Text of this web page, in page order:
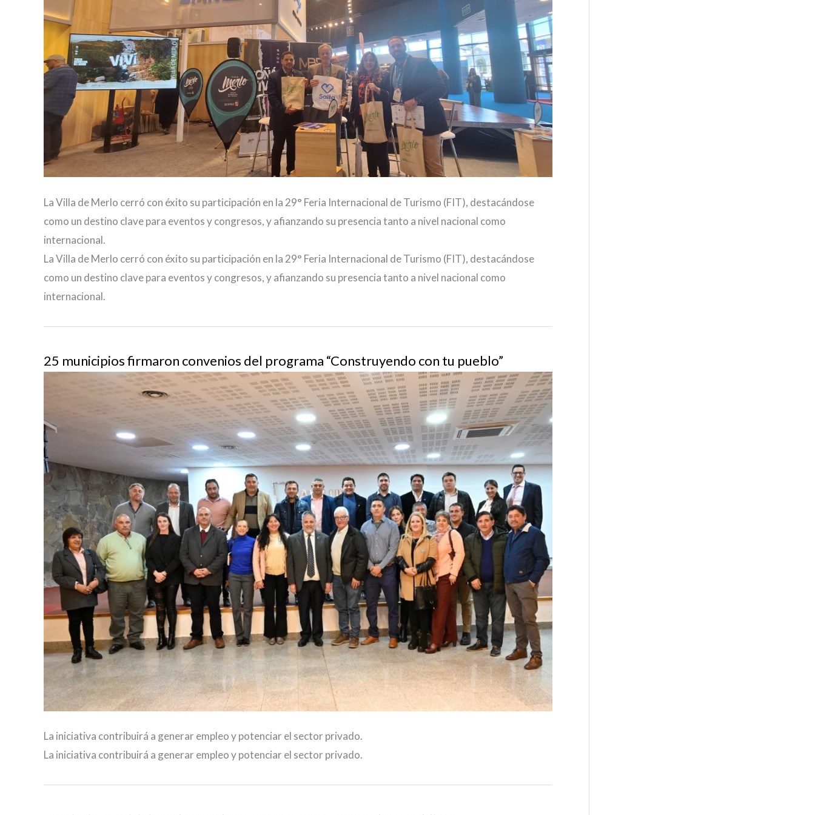
La Villa de Merlo cerró con éxito su participación en la 29° Feria Internacional de Turismo (FIT), destacándose
como un destino clave para eventos y congresos, y afianzando su presencia tanto a nivel nacional como
internacional.
La Villa de Merlo cerró con éxito su participación en la 29° Feria Internacional de Turismo (FIT), destacándose
como un destino clave para eventos y congresos, y afianzando su presencia tanto a nivel nacional como
internacional.
25 municipios firmaron convenios del programa “Construyendo con tu pueblo”
La iniciativa contribuirá a generar empleo y potenciar el sector privado.
La iniciativa contribuirá a generar empleo y potenciar el sector privado.